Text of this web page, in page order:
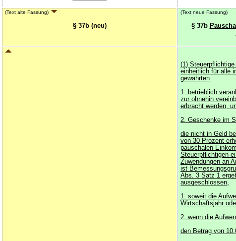
(Text alte Fassung)
§ 37b(neu)
(Text neue Fassung)
§ 37b
(1)
einheitlich für alle
gewährten
1. betrieblich
zur ohnehin
erbracht werden,
2. Geschenke im
die nicht in Geld
von 30 Prozent
pauschalen
Steuerpflichtigen
Zuwendungen an
ist
Abs. 3 Satz 1
ausgeschlossen,
1. soweit die
Wirtschaftsjahr
2. wenn die
den Betrag von